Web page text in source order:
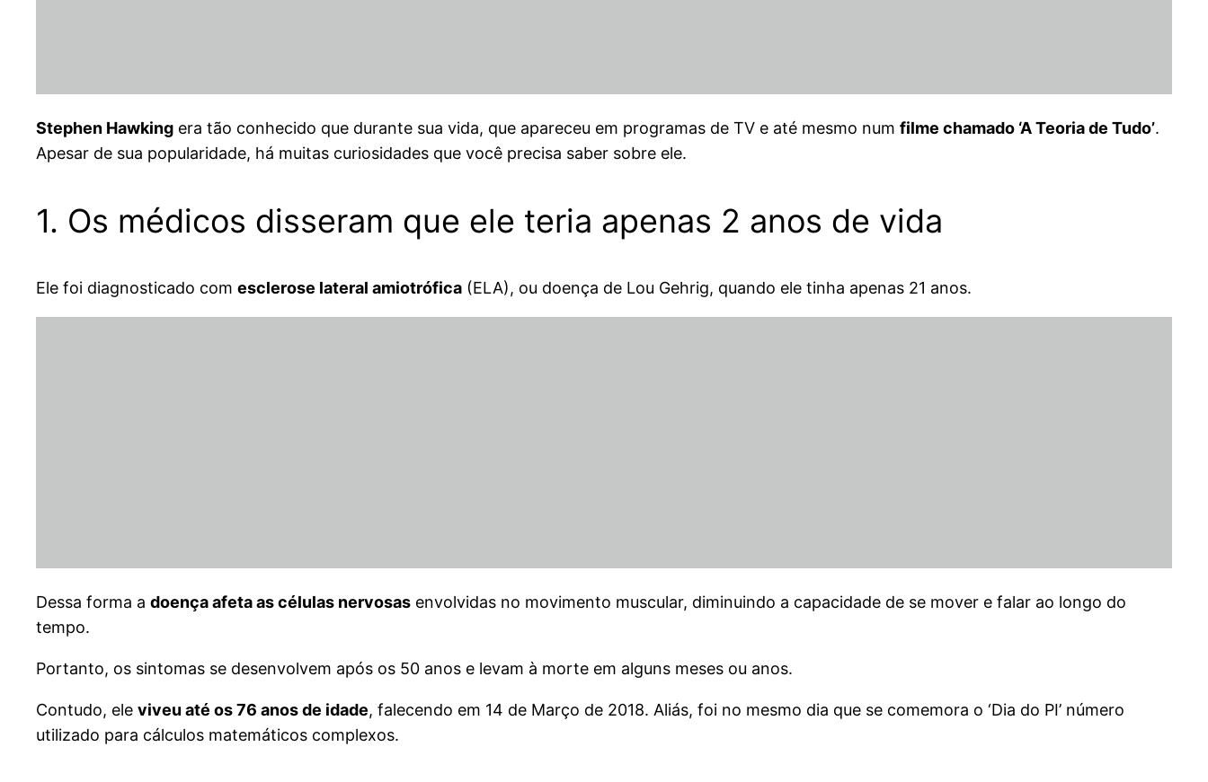
Stephen Hawking era tão conhecido que durante sua vida, que apareceu em programas de TV e até mesmo num filme chamado ‘A Teoria de Tudo’.
Apesar de sua popularidade, há muitas curiosidades que você precisa saber sobre ele.
1. Os médicos disseram que ele teria apenas 2 anos de vida
Ele foi diagnosticado com esclerose lateral amiotrófica (ELA), ou doença de Lou Gehrig, quando ele tinha apenas 21 anos.
Dessa forma a doença afeta as células nervosas envolvidas no movimento muscular, diminuindo a capacidade de se mover e falar ao longo do
tempo.
Portanto, os sintomas se desenvolvem após os 50 anos e levam à morte em alguns meses ou anos.
Contudo, ele viveu até os 76 anos de idade, falecendo em 14 de Março de 2018. Aliás, foi no mesmo dia que se comemora o ‘Dia do PI’ número
utilizado para cálculos matemáticos complexos.